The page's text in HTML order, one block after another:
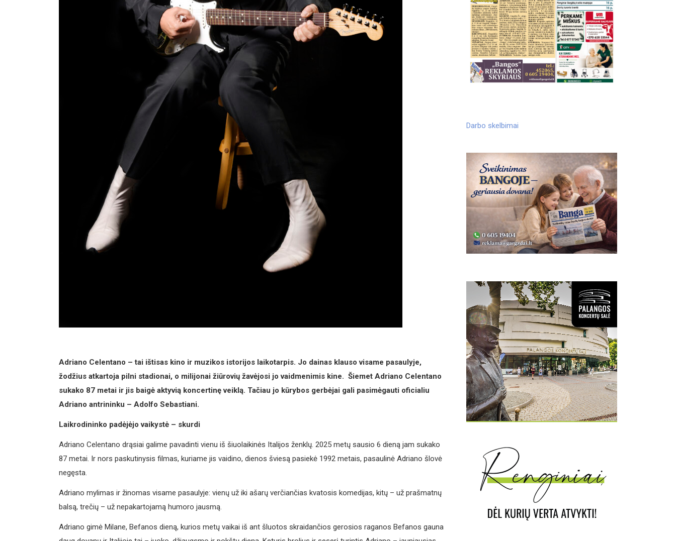
Adriano Celentano – tai ištisas kino ir muzikos istorijos laikotarpis. Jo dainas klauso visame pasaulyje,
žodžius atkartoja pilni stadionai, o milijonai žiūrovių žavėjosi jo vaidmenimis kine. Šiemet Adriano Celentano
sukako 87 metai ir jis baigė aktyvią koncertinę veiklą. Tačiau jo kūrybos gerbėjai gali pasimėgauti oficialiu
Adriano antrininku – Adolfo Sebastiani.
Laikrodininko padėjėjo vaikystė – skurdi
Adriano Celentano drąsiai galime pavadinti vienu iš šiuolaikinės Italijos ženklų. 2025 metų sausio 6 dieną jam sukako
87 metai. Ir nors paskutinysis filmas, kuriame jis vaidino, dienos šviesą pasiekė 1992 metais, pasaulinė Adriano šlovė
negęsta.
Adriano mylimas ir žinomas visame pasaulyje: vienų už iki ašarų verčiančias kvatosis komedijas, kitų – už prašmatnų
balsą, trečių – už nepakartojamą humoro jausmą.
Adriano gimė Milane, Befanos dieną, kurios metų vaikai iš ant šluotos skraidančios gerosios raganos Befanos gauna
Darbo skelbimai